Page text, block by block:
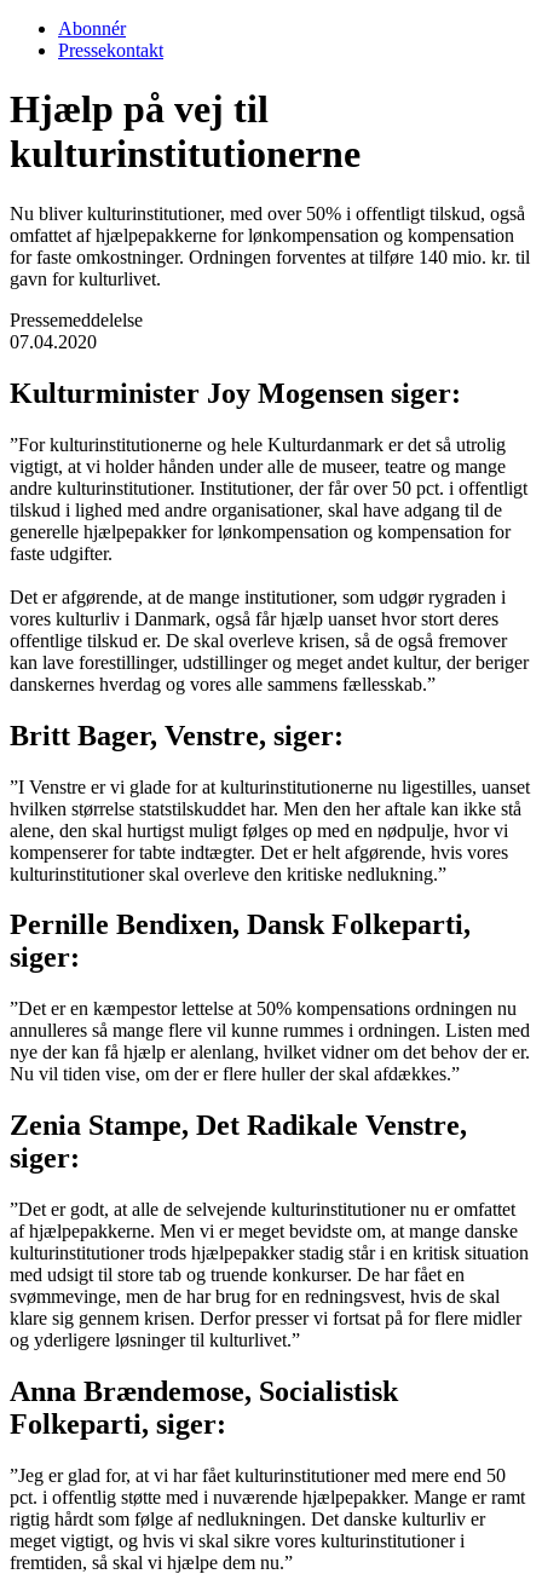
Abonnér
Pressekontakt
Hjælp på vej til
kulturinstitutionerne
Nu bliver kulturinstitutioner, med over 50% i offentligt tilskud, også
omfattet af hjælpepakkerne for lønkompensation og kompensation
for faste omkostninger. Ordningen forventes at tilføre 140 mio. kr. til
gavn for kulturlivet.
Pressemeddelelse
07.04.2020
Kulturminister Joy Mogensen siger:
”For kulturinstitutionerne og hele Kulturdanmark er det så utrolig
vigtigt, at vi holder hånden under alle de museer, teatre og mange
andre kulturinstitutioner. Institutioner, der får over 50 pct. i offentligt
tilskud i lighed med andre organisationer, skal have adgang til de
generelle hjælpepakker for lønkompensation og kompensation for
faste udgifter.
Det er afgørende, at de mange institutioner, som udgør rygraden i
vores kulturliv i Danmark, også får hjælp uanset hvor stort deres
offentlige tilskud er. De skal overleve krisen, så de også fremover
kan lave forestillinger, udstillinger og meget andet kultur, der beriger
danskernes hverdag og vores alle sammens fællesskab.”
Britt Bager, Venstre, siger:
”I Venstre er vi glade for at kulturinstitutionerne nu ligestilles, uanset
hvilken størrelse statstilskuddet har. Men den her aftale kan ikke stå
alene, den skal hurtigst muligt følges op med en nødpulje, hvor vi
kompenserer for tabte indtægter. Det er helt afgørende, hvis vores
kulturinstitutioner skal overleve den kritiske nedlukning.”
Pernille Bendixen, Dansk Folkeparti,
siger:
”Det er en kæmpestor lettelse at 50% kompensations ordningen nu
annulleres så mange flere vil kunne rummes i ordningen. Listen med
nye der kan få hjælp er alenlang, hvilket vidner om det behov der er.
Nu vil tiden vise, om der er flere huller der skal afdækkes.”
Zenia Stampe, Det Radikale Venstre,
siger:
”Det er godt, at alle de selvejende kulturinstitutioner nu er omfattet
af hjælpepakkerne. Men vi er meget bevidste om, at mange danske
kulturinstitutioner trods hjælpepakker stadig står i en kritisk situation
med udsigt til store tab og truende konkurser. De har fået en
svømmevinge, men de har brug for en redningsvest, hvis de skal
klare sig gennem krisen. Derfor presser vi fortsat på for flere midler
og yderligere løsninger til kulturlivet.”
Anna Brændemose, Socialistisk
Folkeparti, siger:
”Jeg er glad for, at vi har fået kulturinstitutioner med mere end 50
pct. i offentlig støtte med i nuværende hjælpepakker. Mange er ramt
rigtig hårdt som følge af nedlukningen. Det danske kulturliv er
meget vigtigt, og hvis vi skal sikre vores kulturinstitutioner i
fremtiden, så skal vi hjælpe dem nu.”